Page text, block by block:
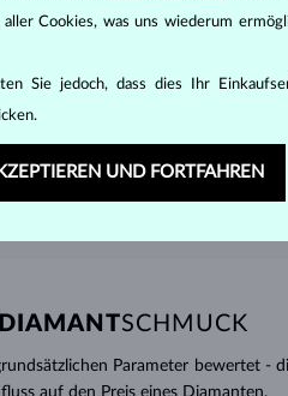
DIAMANTSCHMUCK
Parameter bewertet -
auf den Preis eines Diamanten.
Cookies, was uns wiederum
Sie jedoch, dass dies Ihr
UND FORTFAHREN